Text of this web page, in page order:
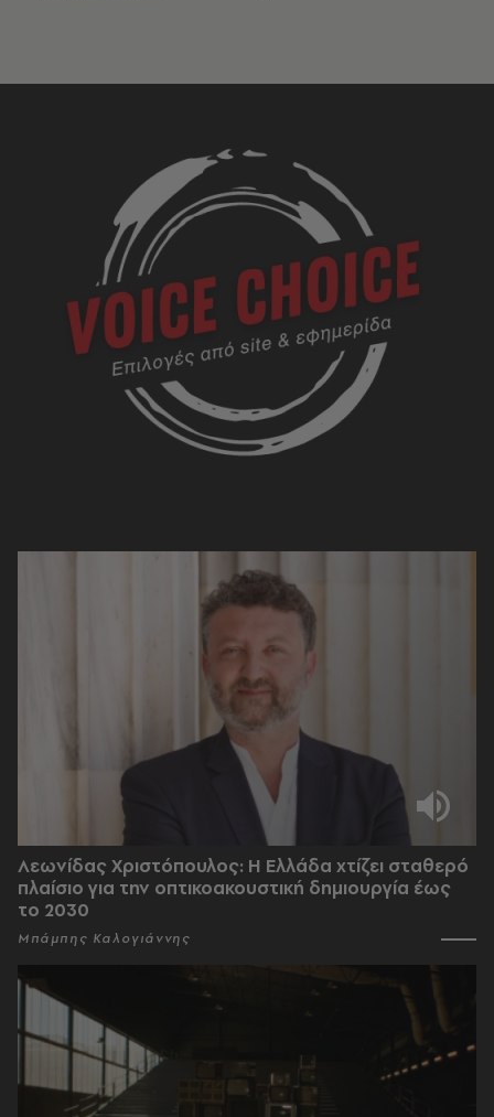
Λεωνίδας Χριστόπουλος: Η Ελλάδα χτίζει σταθερό
πλαίσιο για την οπτικοακουστική δημιουργία έως
το 2030
Μπάμπης Καλογιάννης